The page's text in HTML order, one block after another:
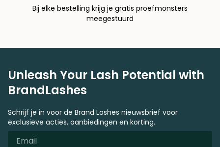
Bij elke bestelling krijg je gratis proefmonsters
meegestuurd
Unleash Your Lash Potential with
BrandLashes
Schrijf je in voor de Brand Lashes nieuwsbrief voor
exclusieve acties, aanbiedingen en korting.